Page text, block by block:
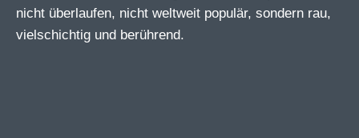
nicht überlaufen, nicht weltweit populär, sondern rau,
vielschichtig und berührend.